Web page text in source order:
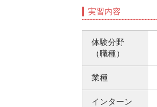
実習内容
体験分野
（職種）
業種
インターン